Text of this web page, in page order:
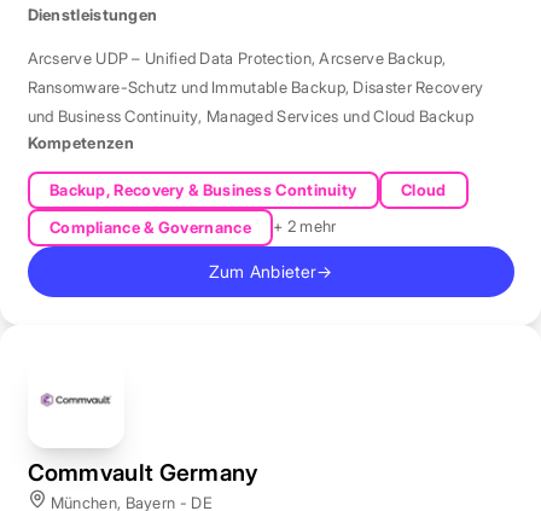
Dienstleistungen
Arcserve UDP – Unified Data Protection,Arcserve Backup,
Ransomware-Schutz und Immutable Backup, Disaster Recovery
und Business Continuity, Managed Services und Cloud Backup
Kompetenzen
Backup, Recovery & Business Continuity
Cloud
Compliance & Governance
+ 2 mehr
Zum Anbieter→
Commvault Germany
München, Bayern - DE